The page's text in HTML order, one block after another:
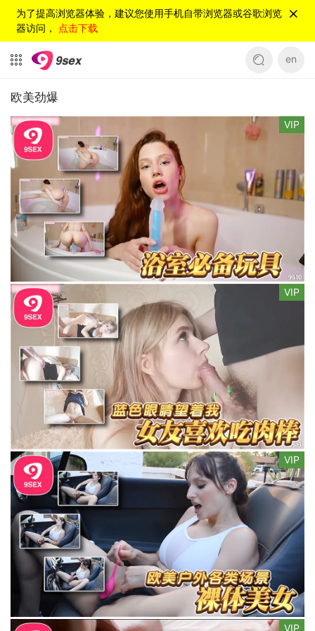
为了提高浏览器体验，建议您使用手机自带浏览器或谷歌浏览
器访问， 点击下载
en
欧美劲爆
VIP
VIP
VIP
VIP